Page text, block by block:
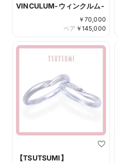
VINCULUM-ウィンクルム-
￥ 70,000
￥ 145,000
ペア
【TSUTSUMI】